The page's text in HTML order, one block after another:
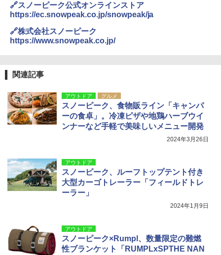
🔗スノーピーク公式オンラインストア
https://ec.snowpeak.co.jp/snowpeak/ja
🔗株式会社スノーピーク
https://www.snowpeak.co.jp/
関連記事
アウトドア グルメ
スノーピーク、食物販ライン「キャンパ
ーの食卓」。冷凍ピザや地鶏ハーブウイ
ンナーなど手軽で美味しいメニュー開発
2024年3月26日
アウトドア
スノーピーク、ルーフトップテント付き
大型カーゴトレーラー「フィールドトレ
ーラー」
2024年1月9日
アウトドア
スノーピーク×Rumpl、数量限定の難燃
性ブランケット「RUMPLxSPTHE NAN